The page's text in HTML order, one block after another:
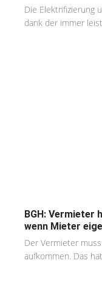
Die Elektrifizierung
dank der immer
BGH:
wenn Mieter
Der Vermieter
aufkommen. Das